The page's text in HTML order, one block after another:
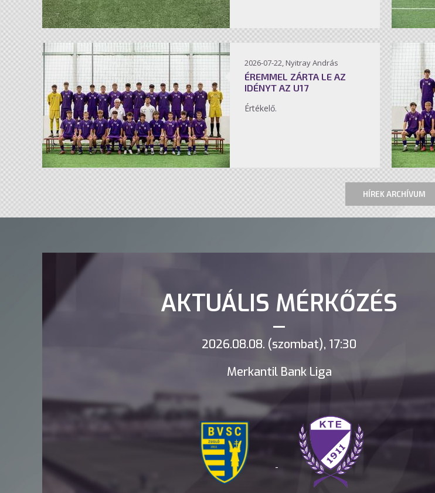
2026-07-22, Nyitray András
ÉREMMEL ZÁRTA LE AZ
IDÉNYT AZ U17
Értékelő.
HÍREK ARCHÍVUM
AKTUÁLIS MÉRKŐZÉS
2026.08.08. (szombat), 17:30
Merkantil Bank Liga
-